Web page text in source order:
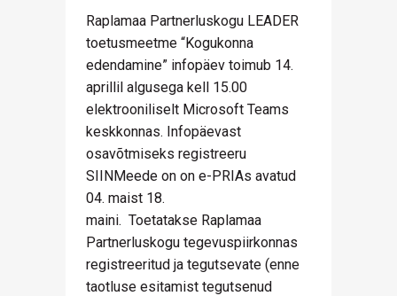
Raplamaa Partnerluskogu LEADER
toetusmeetme “Kogukonna
edendamine” infopäev toimub 14.
aprillil algusega kell 15.00
elektrooniliselt Microsoft Teams
keskkonnas. Infopäevast
osavõtmiseks registreeru
SIINMeede on on e-PRIAs avatud
04. maist 18.
maini. Toetatakse Raplamaa
Partnerluskogu tegevuspiirkonnas
registreeritud ja tegutsevate (enne
taotluse esitamist tegutsenud